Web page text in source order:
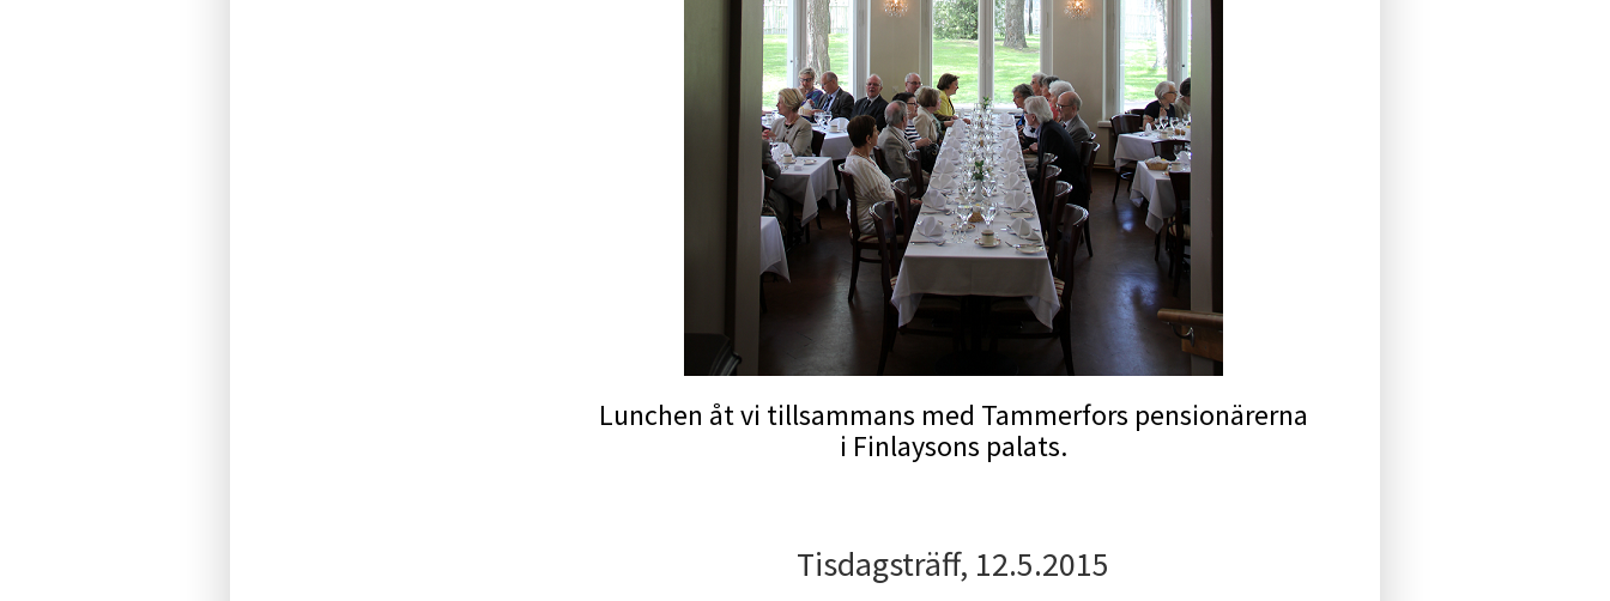
Lunchen åt vi tillsammans med Tammerfors pensionärerna
i Finlaysons palats.
Tisdagsträff, 12.5.2015